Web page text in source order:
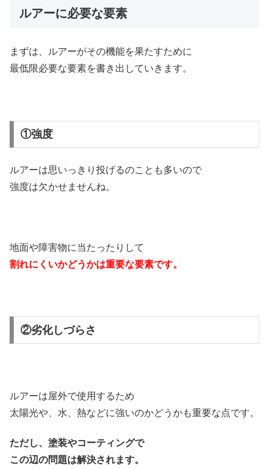
ルアーに必要な要素
まずは、ルアーがその機能を果たすために
最低限必要な要素を書き出していきます。
①強度
ルアーは思いっきり投げるのことも多いので
強度は欠かせませんね。
地面や障害物に当たったりして
割れにくいかどうかは重要な要素です。
②劣化しづらさ
ルアーは屋外で使用するため
太陽光や、水、熱などに強いのかどうかも重要な点です。
ただし、塗装やコーティングで
この辺の問題は解決されます。